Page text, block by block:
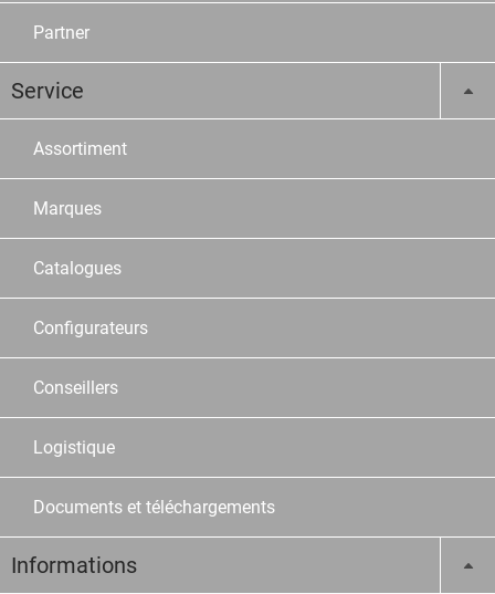
Partner
Service
Assortiment
Marques
Catalogues
Configurateurs
Conseillers
Logistique
Documents et téléchargements
Informations